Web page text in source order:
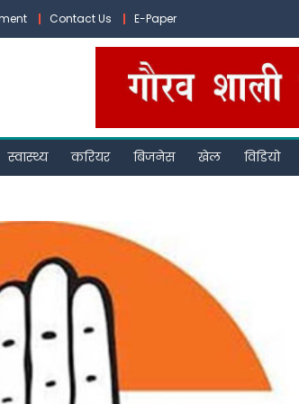
Contact Us E-Paper
स्वास्थ्य करियर बिजनेस खेल विडियो